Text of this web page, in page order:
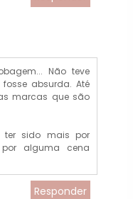
Não teve
absurda. Até
marcas que são
ter sido mais por
por alguma cena
Responder